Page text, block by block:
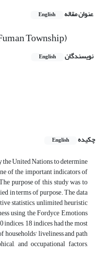
عنوان مقاله English
Township)
نویسندگان English
چکیده
English
United Nations, to determine
of the important indicators of
purpose of this study was to
in terms of purpose. The data
statistics, unlimited heuristic
using the Fordyce Emotions
18 indices had the most
households' liveliness and path
and occupational factors,